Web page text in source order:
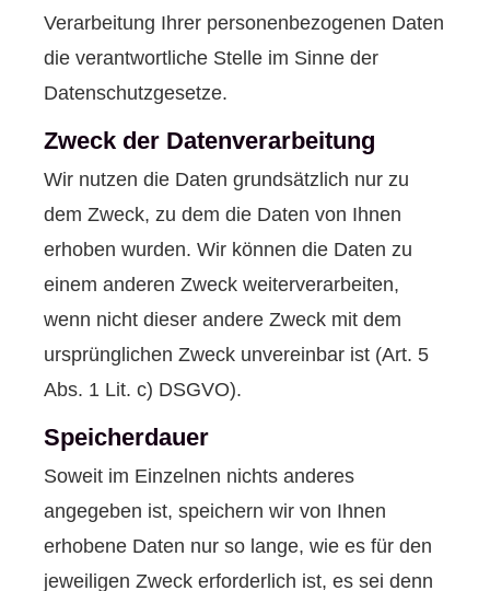
Verarbeitung Ihrer personenbezogenen Daten
die verantwortliche Stelle im Sinne der
Datenschutzgesetze.
Zweck der Datenverarbeitung
Wir nutzen die Daten grundsätzlich nur zu
dem Zweck, zu dem die Daten von Ihnen
erhoben wurden. Wir können die Daten zu
einem anderen Zweck weiterverarbeiten,
wenn nicht dieser andere Zweck mit dem
ursprünglichen Zweck unvereinbar ist (Art. 5
Abs. 1 Lit. c) DSGVO).
Speicherdauer
Soweit im Einzelnen nichts anderes
angegeben ist, speichern wir von Ihnen
erhobene Daten nur so lange, wie es für den
jeweiligen Zweck erforderlich ist, es sei denn